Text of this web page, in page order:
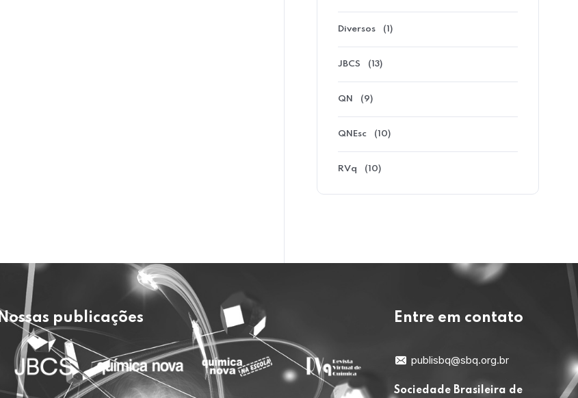
propriedades semelhantes, formado…
Diversos (1)
JBCS (13)
QN (9)
QNEsc (10)
RVq (10)
Nossas publicações Entre em contato
publisbq@sbq.org.br
Sociedade Brasileira de